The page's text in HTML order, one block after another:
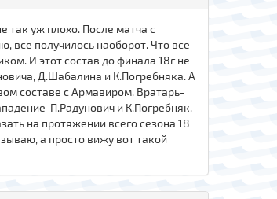
так уж плохо. После матча с
все получилось наоборот. Что все-
И этот состав до финала 18г не
Д.Шабалина и К.Погребняка. А
составе с Армавиром. Вратарь-
П.Радунович и К.Погребняк.
на протяжении всего сезона 18
а просто вижу вот такой